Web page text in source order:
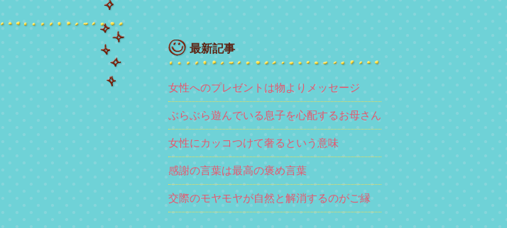
最新記事
女性へのプレゼントは物よりメッセージ
ぶらぶら遊んでいる息子を心配するお母さん
女性にカッコつけて奢るという意味
感謝の言葉は最高の褒め言葉
交際のモヤモヤが自然と解消するのがご縁